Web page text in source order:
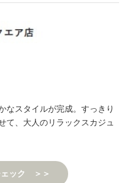
なスタイルが完成。すっきり
て、大人のリラックスカジュ
ェック ＞＞